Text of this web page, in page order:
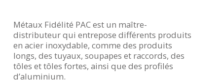
Métaux Fidélité PAC est un maître-
distributeur qui entrepose différents produits
en acier inoxydable, comme des produits
longs, des tuyaux, soupapes et raccords, des
tôles et tôles fortes, ainsi que des profilés
d’aluminium.